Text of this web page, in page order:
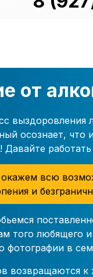
от
выздоровления
осознает, что
Давайте
всю
и
того любящего
фотографии в
возвращаются к